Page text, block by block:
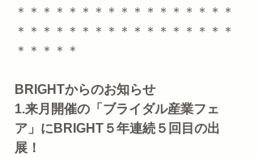
＊＊＊＊＊＊＊＊＊＊＊＊＊＊＊＊＊
＊＊＊＊＊＊＊＊＊＊＊＊＊＊＊＊＊
＊＊＊＊＊
BRIGHTからのお知らせ
1.来月開催の「ブライダル産業フェ
ア」にBRIGHT５年連続５回目の出
展！